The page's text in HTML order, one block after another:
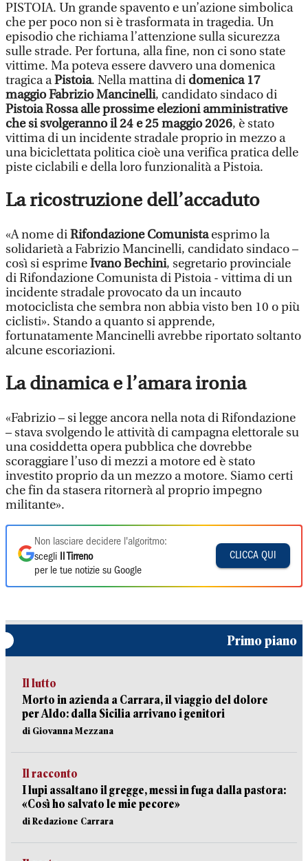
PISTOIA. Un grande spavento e un’azione simbolica
che per poco non si è trasformata in tragedia. Un
episodio che richiama l’attenzione sulla sicurezza
sulle strade. Per fortuna, alla fine, non ci sono state
vittime. Ma poteva essere davvero una domenica
tragica aPistoia. Nella mattina di domenica 17
maggioFabrizio Mancinelli, candidato sindaco di
Pistoia Rossa alle prossime elezioni amministrative
che si svolgeranno il 24 e 25 maggio 2026, è stato
vittima di un incidente stradale proprio in mezzo a
una biciclettata politica cioè una verifica pratica delle
piste ciclabili e della loro funzionalità a Pistoia.
La ricostruzione dell’accaduto
«A nome diRifondazione Comunistaesprimo la
solidarietà a Fabrizio Mancinelli, candidato sindaco –
così si esprimeIvano Bechini, segretario provinciale
di Rifondazione Comunista di Pistoia - vittima di un
incidente stradale provocato da un incauto
motociclista che sembra non abbia visto ben 10 o più
ciclisti». Stando a quanto si apprende,
fortunatamente Mancinelli avrebbe riportato soltanto
alcune escoriazioni.
La dinamica e l’amara ironia
«Fabrizio – si legge ancora nella nota di Rifondazione
– stava svolgendo le attività di campagna elettorale su
una cosiddetta opera pubblica che dovrebbe
scoraggiare l’uso di mezzi a motore ed è stato
investito proprio da un mezzo a motore. Siamo certi
che fin da stasera ritornerà al proprio impegno
militante».
Non lasciare decidere l'algoritmo:
scegli
Il Tirreno
per le tue notizie su Google
CLICCA QUI
Primo piano
Il lutto
Morto in azienda a Carrara, il viaggio del dolore
per Aldo: dalla Sicilia arrivano i genitori
di Giovanna Mezzana
Il racconto
I lupi assaltano il gregge, messi in fuga dalla pastora:
«Così ho salvato le mie pecore»
di Redazione Carrara